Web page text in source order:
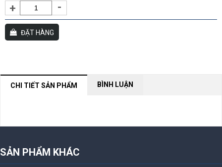
+ -
ĐẶT HÀNG
CHI TIẾT SẢN PHẨM BÌNH LUẬN
SẢN PHẨM KHÁC